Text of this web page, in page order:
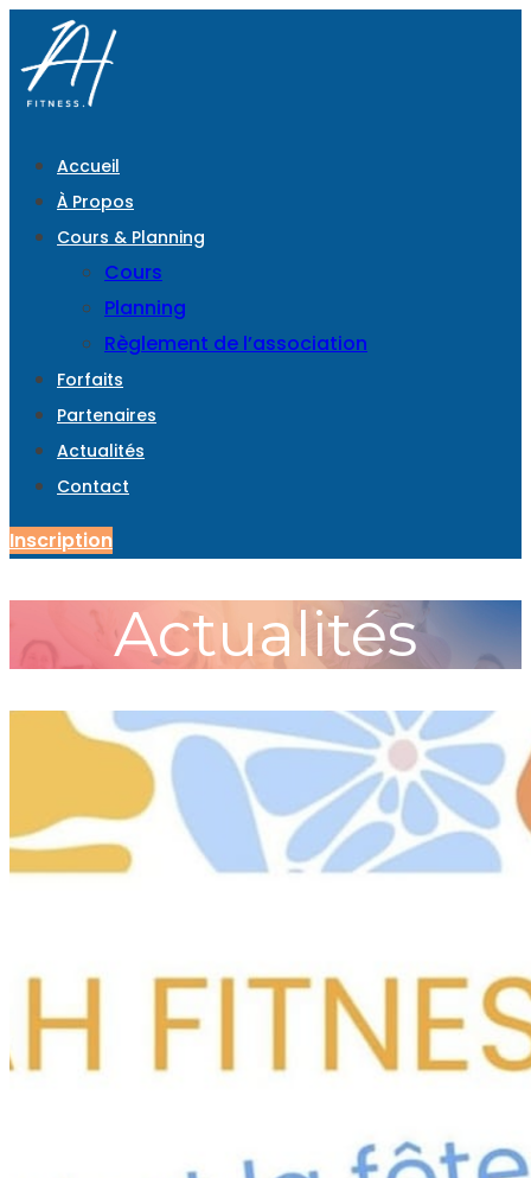
Accueil
À Propos
Cours & Planning
Cours
Planning
Règlement de l’association
Forfaits
Partenaires
Actualités
Contact
Inscription
Actualités